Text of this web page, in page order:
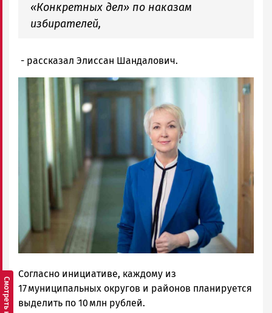
«Конкретных дел» по наказам
избирателей,
- рассказал Элиссан Шандалович.
Согласно инициативе, каждому из
17 муниципальных округов и районов планируется
выделить по 10 млн рублей.